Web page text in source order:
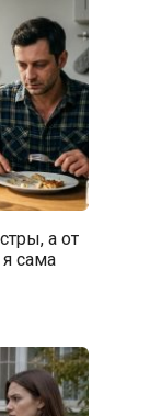
а от
сама